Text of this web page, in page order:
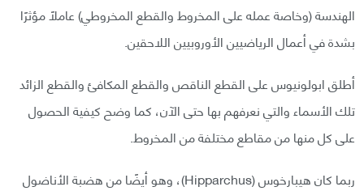
الهندسة (وخاصة عمله على المخروط والقطع المخروطي) عاملًا مؤثرًا
بشدة في أعمال الرياضيين الأوروبيين اللاحقين.
أطلق ابولونيوس على القطع الناقص والقطع المكافئ والقطع الزائد
تلك الأسماء والتي نعرفهم بها حتى الآن، كما وضح كيفية الحصول
على كل منها من مقاطع مختلفة من المخروط.
ربما كان هيبارخوس (Hipparchus)، وهو أيضًا من هضبة الأناضول